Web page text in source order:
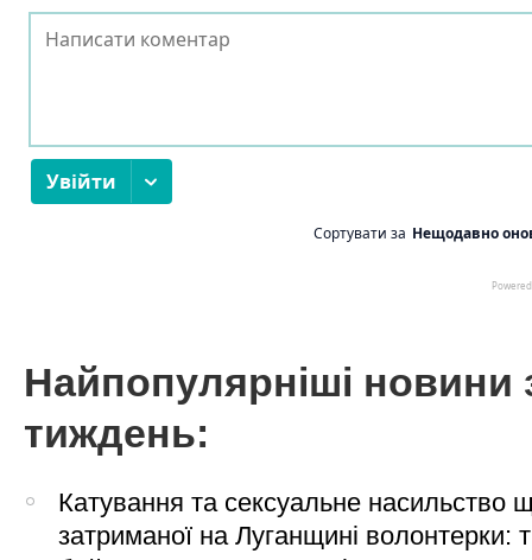
Найпопулярніші новини
тиждень:
Катування та сексуальне насильство
затриманої на Луганщині волонтерки: